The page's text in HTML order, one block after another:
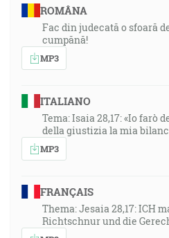
ROMÂNA
Fac din judecată o sfoară
cumpănă!
MP3
ITALIANO
Tema: Isaia 28,17: «Io farò
della giustizia la mia
MP3
FRANÇAIS
Thema: Jesaia 28,17: ICH
Richtschnur und die